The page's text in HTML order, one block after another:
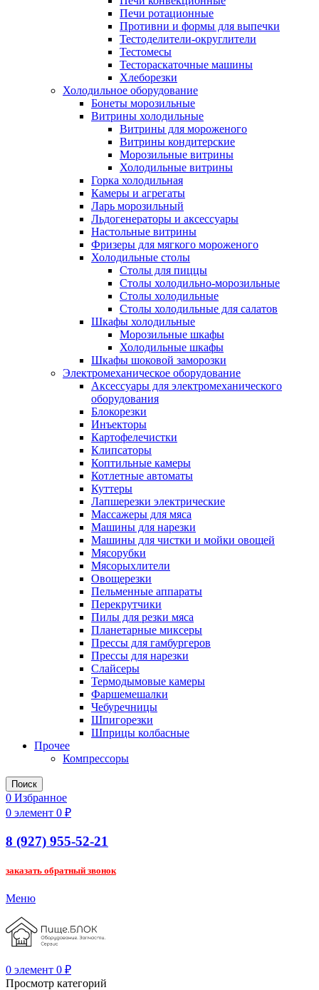
Печи ротационные
Противни и формы для выпечки
Тестоделители-округлители
Тестомесы
Тестораскаточные машины
Хлеборезки
Холодильное оборудование
Бонеты морозильные
Витрины холодильные
Витрины для мороженого
Витрины кондитерские
Морозильные витрины
Холодильные витрины
Горка холодильная
Камеры и агрегаты
Ларь морозильный
Льдогенераторы и аксессуары
Настольные витрины
Фризеры для мягкого мороженого
Холодильные столы
Столы для пиццы
Столы холодильно-морозильные
Столы холодильные
Столы холодильные для салатов
Шкафы холодильные
Mорозильные шкафы
Холодильные шкафы
Шкафы шоковой заморозки
Электромеханическое оборудование
Аксессуары для электромеханического
оборудования
Блокорезки
Инъекторы
Картофелечистки
Клипсаторы
Коптильные камеры
Котлетные автоматы
Куттеры
Лапшерезки электрические
Массажеры для мяса
Машины для нарезки
Машины для чистки и мойки овощей
Мясорубки
Мясорыхлители
Овощерезки
Пельменные аппараты
Перекрутчики
Пилы для резки мяса
Планетарные миксеры
Прессы для гамбургеров
Прессы для нарезки
Слайсеры
Термодымовые камеры
Фаршемешалки
Чебуречницы
Шпигорезки
Шприцы колбасные
Прочее
Компрессоры
Поиск
0 Избранное
0 элемент 0 ₽
8 (927) 955-52-21
заказать обратный звонок
Меню
0 элемент 0 ₽
Просмотр категорий